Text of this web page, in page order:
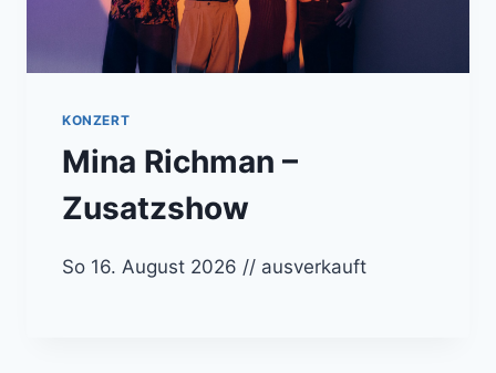
KONZERT
Mina Richman –
Zusatzshow
So 16. August 2026 // ausverkauft